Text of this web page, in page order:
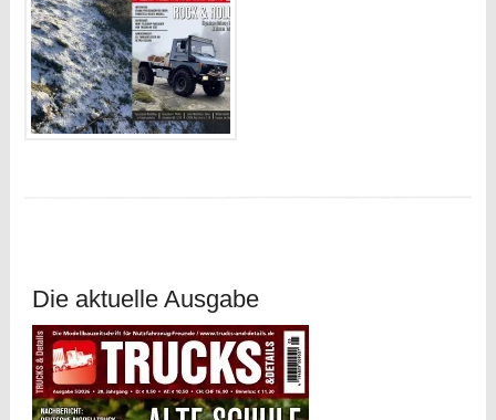
Die aktuelle Ausgabe